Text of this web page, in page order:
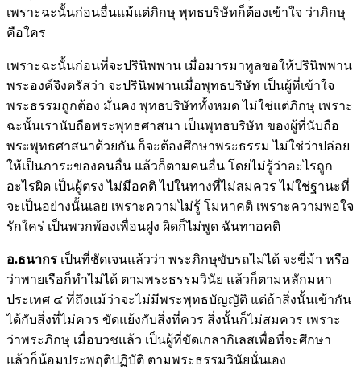
เพราะฉะนั้นก่อนอื่นแม้แต่ภิกษุ พุทธบริษัทก็ต้องเข้าใจ ว่าภิกษุ
คือใคร
เพราะฉะนั้นก่อนที่จะปรินิพพาน เมื่อมารมาทูลขอให้ปรินิพพาน
พระองค์จึงตรัสว่า จะปรินิพพานเมื่อพุทธบริษัท เป็นผู้ที่เข้าใจ
พระธรรมถูกต้อง มั่นคง พุทธบริษัททั้งหมด ไม่ใช่แต่ภิกษุ เพราะ
ฉะนั้นเรานับถือพระพุทธศาสนา เป็นพุทธบริษัท ของผู้ที่นับถือ
พระพุทธศาสนาด้วยกัน ก็จะต้องศึกษาพระธรรม ไม่ใช่ว่าปล่อย
ให้เป็นภาระของคนอื่น แล้วก็ตามคนอื่น โดยไม่รู้ว่าอะไรถูก
อะไรผิด เป็นผู้ตรง ไม่มีอคติ ไปในทางที่ไม่สมควร ไม่ใช่ฐานะที่
จะเป็นอย่างนั้นเลย เพราะความไม่รู้ โมหาคติ เพราะความพอใจ
รักใคร่ เป็นพวกพ้องเพื่อนฝูง ผิดก็ไม่พูด ฉันทาอคติ
อ.ธนากร เป็นที่ชัดเจนแล้วว่า พระภิกษุขับรถไม่ได้ จะขี่ม้า หรือ
ว่าพายเรือก็ทำไม่ได้ ตามพระธรรมวินัย แล้วก็ตามหลักมหา
ประเทศ ๔ ที่ถึงแม้ว่าจะไม่มีพระพุทธบัญญัติ แต่ถ้าสิ่งนั้นเข้ากัน
ได้กับสิ่งที่ไม่ควร ขัดแย้งกับสิ่งที่ควร สิ่งนั้นก็ไม่สมควร เพราะ
ว่าพระภิกษุ เมื่อบวชแล้ว เป็นผู้ที่ขัดเกลากิเลสเพื่อที่จะศึกษา
แล้วก็น้อมประพฤติปฏิบัติ ตามพระธรรมวินัยนั่นเอง